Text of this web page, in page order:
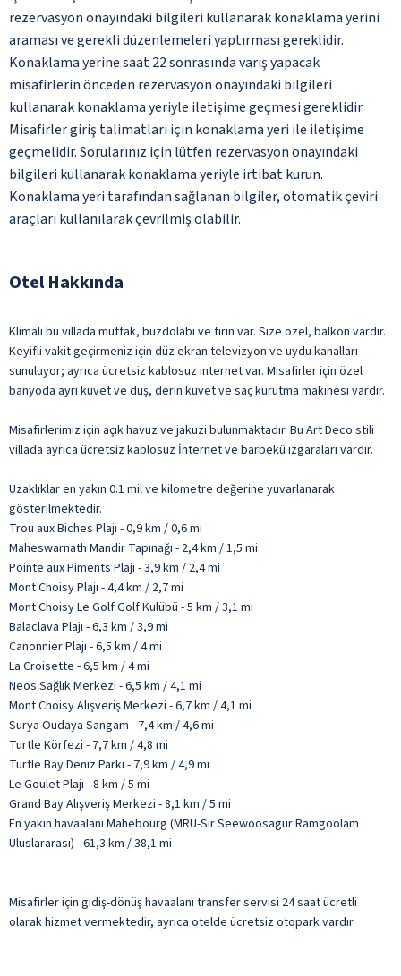
rezervasyon onayındaki bilgileri kullanarak konaklama yerini
araması ve gerekli düzenlemeleri yaptırması gereklidir.
Konaklama yerine saat 22 sonrasında varış yapacak
misafirlerin önceden rezervasyon onayındaki bilgileri
kullanarak konaklama yeriyle iletişime geçmesi gereklidir.
Misafirler giriş talimatları için konaklama yeri ile iletişime
geçmelidir. Sorularınız için lütfen rezervasyon onayındaki
bilgileri kullanarak konaklama yeriyle irtibat kurun.
Konaklama yeri tarafından sağlanan bilgiler, otomatik çeviri
araçları kullanılarak çevrilmiş olabilir.
Otel Hakkında
Klimalı bu villada mutfak, buzdolabı ve fırın var. Size özel, balkon vardır.
Keyifli vakit geçirmeniz için düz ekran televizyon ve uydu kanalları
sunuluyor; ayrıca ücretsiz kablosuz internet var. Misafirler için özel
banyoda ayrı küvet ve duş, derin küvet ve saç kurutma makinesi vardır.
Misafirlerimiz için açık havuz ve jakuzi bulunmaktadır. Bu Art Deco stili
villada ayrıca ücretsiz kablosuz İnternet ve barbekü ızgaraları vardır.
Uzaklıklar en yakın 0.1 mil ve kilometre değerine yuvarlanarak
gösterilmektedir.
Trou aux Biches Plajı - 0,9 km / 0,6 mi
Maheswarnath Mandir Tapınağı - 2,4 km / 1,5 mi
Pointe aux Piments Plajı - 3,9 km / 2,4 mi
Mont Choisy Plajı - 4,4 km / 2,7 mi
Mont Choisy Le Golf Golf Kulübü - 5 km / 3,1 mi
Balaclava Plajı - 6,3 km / 3,9 mi
Canonnier Plajı - 6,5 km / 4 mi
La Croisette - 6,5 km / 4 mi
Neos Sağlık Merkezi - 6,5 km / 4,1 mi
Mont Choisy Alışveriş Merkezi - 6,7 km / 4,1 mi
Surya Oudaya Sangam - 7,4 km / 4,6 mi
Turtle Körfezi - 7,7 km / 4,8 mi
Turtle Bay Deniz Parkı - 7,9 km / 4,9 mi
Le Goulet Plajı - 8 km / 5 mi
Grand Bay Alışveriş Merkezi - 8,1 km / 5 mi
En yakın havaalanı Mahebourg (MRU-Sir Seewoosagur Ramgoolam
Uluslararası) - 61,3 km / 38,1 mi
Misafirler için gidiş-dönüş havaalanı transfer servisi 24 saat ücretli
olarak hizmet vermektedir, ayrıca otelde ücretsiz otopark vardır.